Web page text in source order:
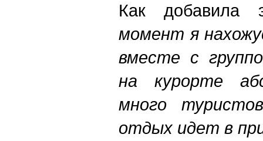
Как добавила
момент я
вместе с
на курорте
много
отдых идет в